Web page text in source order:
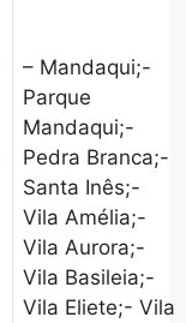
– Mandaqui;-
Parque
Mandaqui;-
Pedra Branca;-
Santa Inês;-
Vila Amélia;-
Vila Aurora;-
Vila Basileia;-
Vila Eliete;- Vila